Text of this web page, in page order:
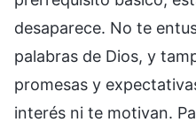
desaparece. No te
palabras de Dios, y
promesas y
interés ni te motivan.